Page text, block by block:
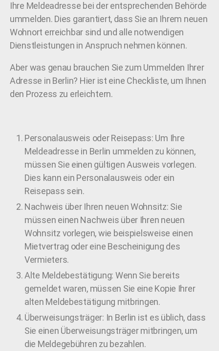
Ihre Meldeadresse bei der entsprechenden Behörde
ummelden. Dies garantiert, dass Sie an Ihrem neuen
Wohnort erreichbar sind und alle notwendigen
Dienstleistungen in Anspruch nehmen können.
Aber was genau brauchen Sie zum Ummelden Ihrer
Adresse in Berlin? Hier ist eine Checkliste, um Ihnen
den Prozess zu erleichtern.
Personalausweis oder Reisepass: Um Ihre
Meldeadresse in Berlin ummelden zu können,
müssen Sie einen gültigen Ausweis vorlegen.
Dies kann ein Personalausweis oder ein
Reisepass sein.
Nachweis über Ihren neuen Wohnsitz: Sie
müssen einen Nachweis über Ihren neuen
Wohnsitz vorlegen, wie beispielsweise einen
Mietvertrag oder eine Bescheinigung des
Vermieters.
Alte Meldebestätigung: Wenn Sie bereits
gemeldet waren, müssen Sie eine Kopie Ihrer
alten Meldebestätigung mitbringen.
Überweisungsträger: In Berlin ist es üblich, dass
Sie einen Überweisungsträger mitbringen, um
die Meldegebühren zu bezahlen.